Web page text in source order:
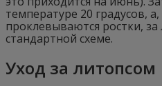
температуре 20 градусов,
проклевываются ростки,
стандартной схеме.
Уход за литопсом